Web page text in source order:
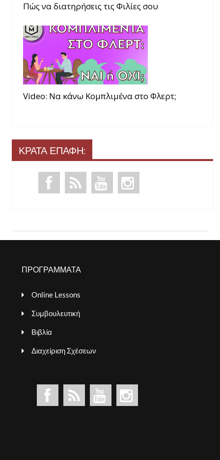
Πώς να διατηρήσεις τις Φιλίες σου
Video: Να κάνω Κομπλιμένα στο Φλερτ;
ΚΡΑΤΑ ΕΠΑΦΗ:
ΠΡΟΓΡΑΜΜΑΤΑ
Online Lessons
Συμβουλευτική
Βιβλία
Διαχείριση Σχέσεων